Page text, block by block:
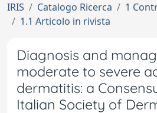
IRIS Catalogo Ricerca
1
1.1 Articolo in rivista
Diagnosis and
moderate to severe
dermatitis: a
Italian Society of